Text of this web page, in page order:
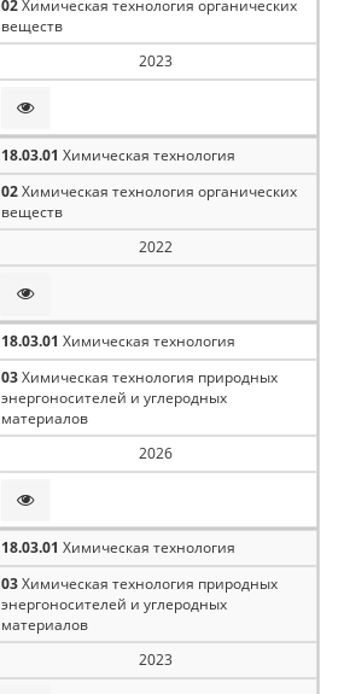
02Химическая технология органических
веществ
2023
18.03.01 Химическая технология
02Химическая технология органических
веществ
2022
18.03.01 Химическая технология
03Химическая технология природных
энергоносителей и углеродных
материалов
2026
18.03.01 Химическая технология
03Химическая технология природных
энергоносителей и углеродных
материалов
2023